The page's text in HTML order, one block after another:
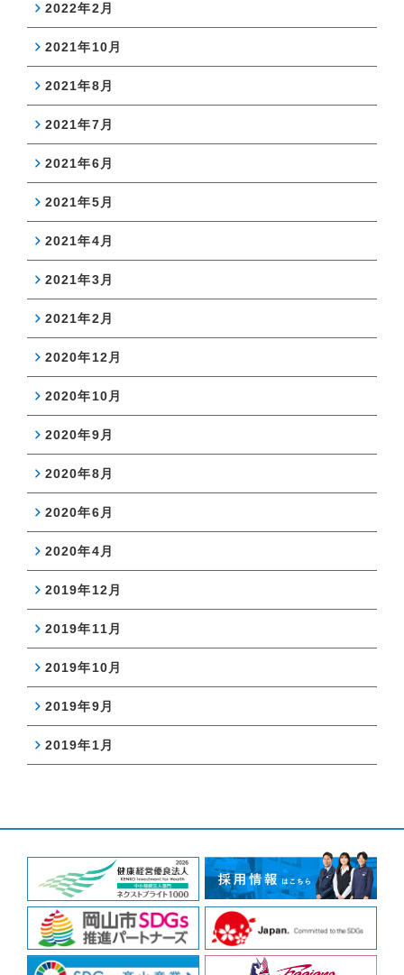
2022年2月
2021年10月
2021年8月
2021年7月
2021年6月
2021年5月
2021年4月
2021年3月
2021年2月
2020年12月
2020年10月
2020年9月
2020年8月
2020年6月
2020年4月
2019年12月
2019年11月
2019年10月
2019年9月
2019年1月